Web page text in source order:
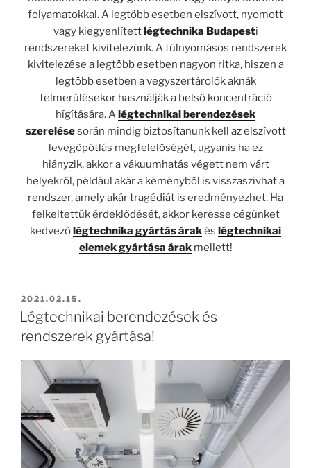
folyamatokkal. A legtöbb esetben elszívott, nyomott
vagy kiegyenlítettlégtechnika Budapesti
rendszereket kivitelezünk. A túlnyomásos rendszerek
kivitelezése a legtöbb esetben nagyon ritka, hiszen a
legtöbb esetben a vegyszertárolók aknák
felmerülésekor használják a belső koncentráció
hígítására. Alégtechnikai berendezések
szerelésesorán mindig biztosítanunk kell az elszívott
levegőpótlás megfelelőségét, ugyanis ha ez
hiányzik, akkor a vákuumhatás végett nem várt
helyekről, például akár a kéményből is visszaszívhat a
rendszer, amely akár tragédiát is eredményezhet. Ha
felkeltettük érdeklődését, akkor keresse cégünket
kedvezőlégtechnika gyártás árakés légtechnikai
elemek gyártása árakmellett!
BEKÜLDVE:
2021.02.15.
Légtechnikai berendezések és
rendszerek gyártása!